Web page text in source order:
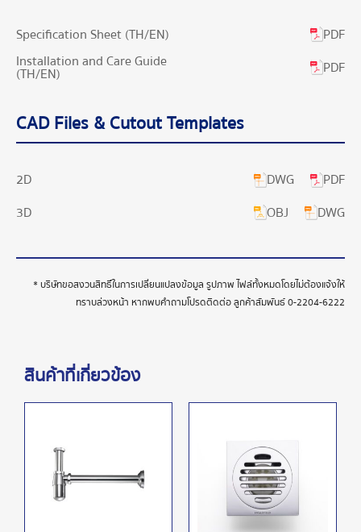
Specification Sheet (TH/EN)
PDF
Installation and Care Guide
(TH/EN) PDF
CAD Files & Cutout Templates
2D DWG
PDF
3D
OBJ DWG
* บริษัทขอสงวนสิทธิ์ในการเปลี่ยนแปลงข้อมูล รูปภาพ ไฟล์ทั้งหมดโดยไม่ต้องแจ้งให้
ทราบล่วงหน้า หากพบคำถามโปรดติดต่อ ลูกค้าสัมพันธ์0-2204-6222
สินค้าที่เกี่ยวข้อง